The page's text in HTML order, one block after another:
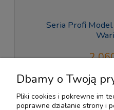
Seria Profi
2
do
Dbamy o Twoją
Pliki cookies i pokrewne im
poprawne działanie strony i